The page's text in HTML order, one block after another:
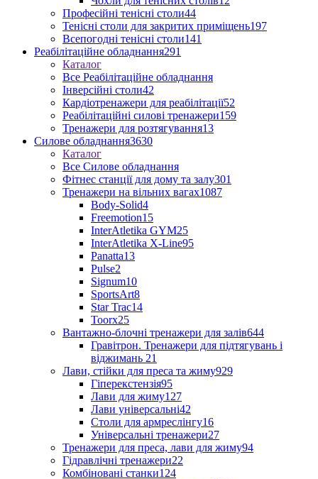
Професійні тенісні столи44
Тенісні столи для закритих приміщень197
Всепогодні тенісні столи141
Реабілітаційне обладнання291
Каталог
Все Реабілітаційне обладнання
Інверсійні столи42
Кардіотренажери для реабілітації52
Реабілітаційні силові тренажери159
Тренажери для розтягування13
Силове обладнання3630
Каталог
Все Силове обладнання
Фітнес станції для дому та залу301
Тренажери на вільних вагах1087
Body-Solid4
Freemotion15
InterAtletika GYM25
InterAtletika X-Line95
Panatta13
Pulse2
Signum10
SportsArt8
Star Trac14
Toorx25
Вантажно-блочні тренажери для залів644
Гравітрон. Тренажери для підтягувань і
віджимань 21
Лави, стійки для преса та жиму929
Гіперекстензія95
Лави для жиму127
Лави універсальні42
Столи для армреслінгу16
Універсальні тренажери27
Тренажери для преса, лави для жиму94
Гідравлічні тренажери22
Комбіновані станки124